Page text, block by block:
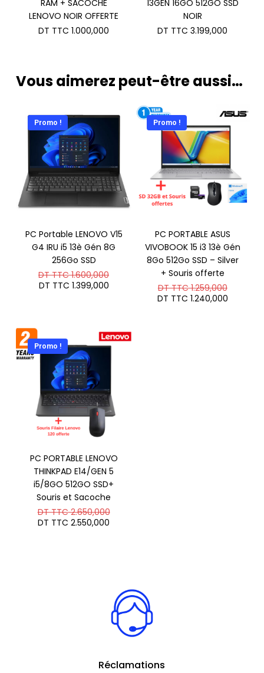
RAM + SACOCHE
LENOVO NOIR OFFERTE
DT TTC 1.000,000
13GEN 16GO 512GO SSD
NOIR
DT TTC 3.199,000
Vous aimerez peut-être aussi…
Promo !
PC Portable LENOVO V15
G4 IRU i5 13è Gén 8G
256Go SSD
DT TTC1.600,000Le
DT TTC 1.399,000Le
TTC 1.399,000.
Promo !
PC PORTABLE ASUS
VIVOBOOK 15 i3 13è Gén
8Go 512Go SSD – Silver
+ Souris offerte
DT TTC1.259,000Le
prix
initial
DT TTC 1.240,000Le
Promo !
PC PORTABLE LENOVO
THINKPAD E14/GEN 5
i5/8GO 512GO SSD+
Souris et Sacoche
DT TTC2.650,000Le
DT TTC 2.550,000
Réclamations